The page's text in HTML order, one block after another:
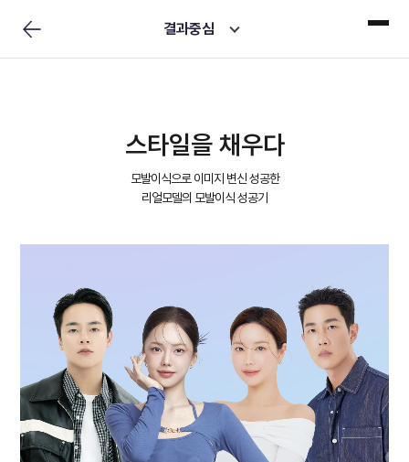
결과중심
스타일을 채우다
모발이식으로 이미지 변신 성공한
리얼모델의 모발이식 성공기